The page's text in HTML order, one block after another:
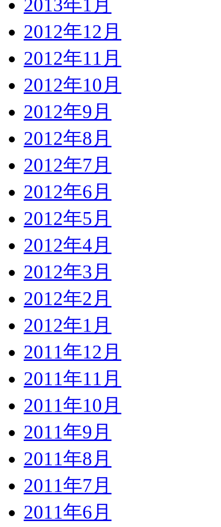
2013年1月
2012年12月
2012年11月
2012年10月
2012年9月
2012年8月
2012年7月
2012年6月
2012年5月
2012年4月
2012年3月
2012年2月
2012年1月
2011年12月
2011年11月
2011年10月
2011年9月
2011年8月
2011年7月
2011年6月